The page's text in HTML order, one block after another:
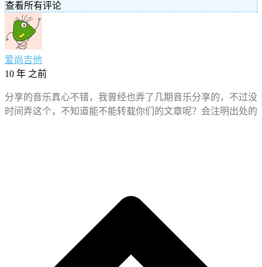
查看所有评论
爱尚吉他
10 年 之前
分享的音乐真心不错，我曾经也弄了几期音乐分享的，不过没
时间弄这个，不知道能不能转载你们的文章呢？会注明出处的